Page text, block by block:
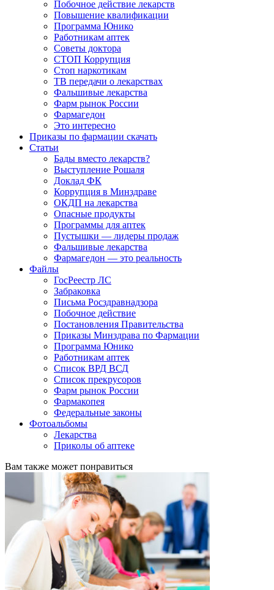
Побочное действие лекарств
Повышение квалификации
Программа Юнико
Работникам аптек
Советы доктора
СТОП Коррупция
Стоп наркотикам
ТВ передачи о лекарствах
Фальшивые лекарства
Фарм рынок России
Фармагедон
Это интересно
Приказы по фармации скачать
Статьи
Бады вместо лекарств?
Выступление Рошаля
Доклад ФК
Коррупция в Минздраве
ОКДП на лекарства
Опасные продукты
Программы для аптек
Пустышки — лидеры продаж
Фальшивые лекарства
Фармагедон — это реальность
Файлы
ГосРеестр ЛС
Забраковка
Письма Росздравнадзора
Побочное действие
Постановления Правительства
Приказы Минздрава по Фармации
Программа Юнико
Работникам аптек
Список ВРД ВСД
Список прекрусоров
Фарм рынок России
Фармакопея
Федеральные законы
Фотоальбомы
Лекарства
Приколы об аптеке
Вам также может понравиться